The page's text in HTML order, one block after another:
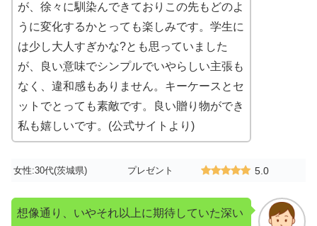
が、徐々に馴染んできておりこの先もどのよ
うに変化するかとっても楽しみです。学生に
は少し大人すぎかな?とも思っていました
が、良い意味でシンプルでいやらしい主張も
なく、違和感もありません。キーケースとセ
ットでとっても素敵です。良い贈り物ができ
私も嬉しいです。(公式サイトより)
女性:30代(茨城県) プレゼント 5.0
想像通り、いやそれ以上に期待していた深い